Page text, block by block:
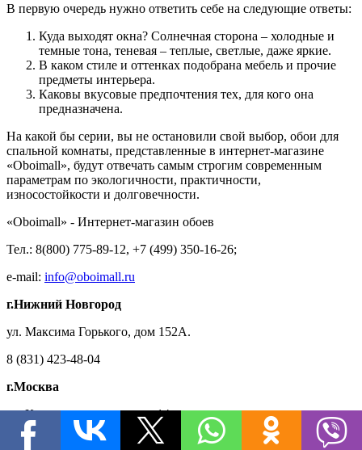
В первую очередь нужно ответить себе на следующие ответы:
Куда выходят окна? Солнечная сторона – холодные и
темные тона, теневая – теплые, светлые, даже яркие.
В каком стиле и оттенках подобрана мебель и прочие
предметы интерьера.
Каковы вкусовые предпочтения тех, для кого она
предназначена.
На какой бы серии, вы не остановили свой выбор, обои для
спальной комнаты, представленные в интернет-магазине
«Oboimall», будут отвечать самым строгим современным
параметрам по экологичности, практичности,
износостойкости и долговечности.
«Oboimall» - Интернет-магазин обоев
Тел.: 8(800) 775-89-12, +7 (499) 350-16-26;
e-mail: info@oboimall.ru
г.Нижний Новгород
ул. Максима Горького, дом 152А.
8 (831) 423-48-04
г.Москва
ул. Кировоградская улица, 14
+7 (499) 350-16-26